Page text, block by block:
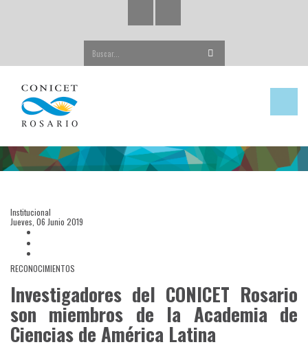
Institucional
Jueves, 06 Junio 2019
RECONOCIMIENTOS
Investigadores del CONICET Rosario
son miembros de la Academia de
Ciencias de América Latina